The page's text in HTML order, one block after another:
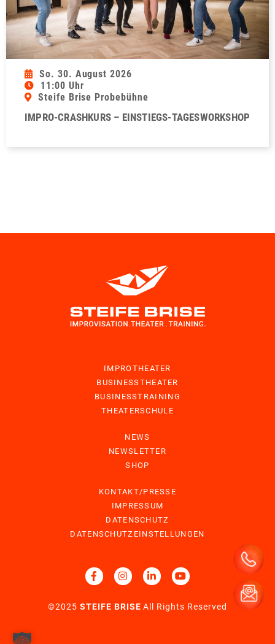
So. 30. August 2026
11:00 Uhr
Steife Brise Probebühne
IMPRO-CRASHKURS – EINSTIEGS-TAGESWORKSHOP
IMPROTHEATER
BUSINESSTHEATER
BUSINESSTRAINING
THEATERSCHULE
NEWS
NEWSLETTER
SHOP
KONTAKT/PRESSE
IMPRESSUM
DATENSCHUTZ
DATENSCHUTZEINSTELLUNGEN
©2025STEIFE BRISE All Rights Reserved